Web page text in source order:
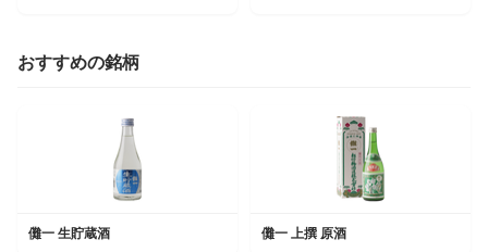
おすすめの銘柄
儺一 生貯蔵酒 儺一 上撰 原酒